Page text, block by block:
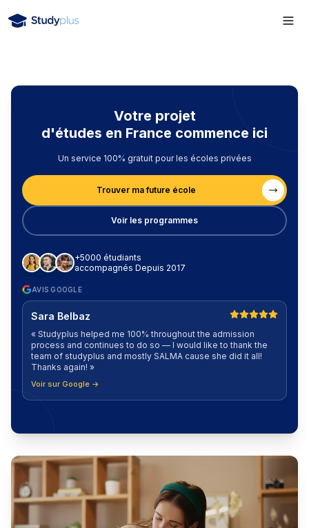
Votre projet
d'études en France commence ici
Un service 100% gratuit pour les écoles privées
Trouver ma future école
Voir les programmes
+5000 étudiants
accompagnés Depuis 2017
AVIS GOOGLE
Sara Belbaz
« Studyplus helped me 100% throughout the admission
process and continues to do so — I would like to thank the
team of studyplus and mostly SALMA cause she did it all!
Thanks again! »
Voir sur Google →